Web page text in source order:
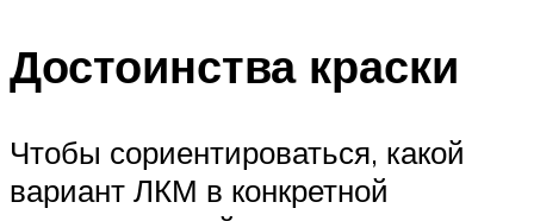
Достоинства краски
Чтобы сориентироваться, какой
вариант ЛКМ в конкретной